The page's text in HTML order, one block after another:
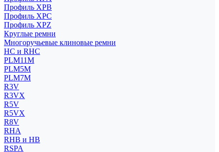
Профиль XPB
Профиль XPC
Профиль XPZ
Круглые ремни
Многоручьевые клиновые ремни
HC и RHC
PLM11M
PLM5M
PLM7M
R3V
R3VX
R5V
R5VX
R8V
RHA
RHB и HB
RSPA